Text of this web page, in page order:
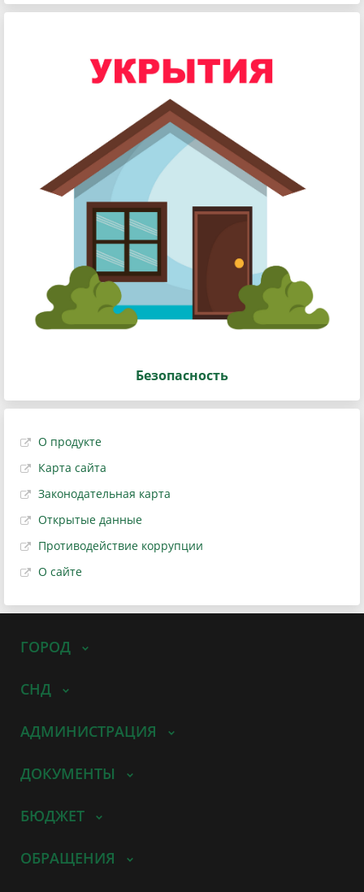
Безопасность
О продукте
Карта сайта
Законодательная карта
Открытые данные
Противодействие коррупции
О сайте
ГОРОД
СНД
АДМИНИСТРАЦИЯ
ДОКУМЕНТЫ
БЮДЖЕТ
ОБРАЩЕНИЯ